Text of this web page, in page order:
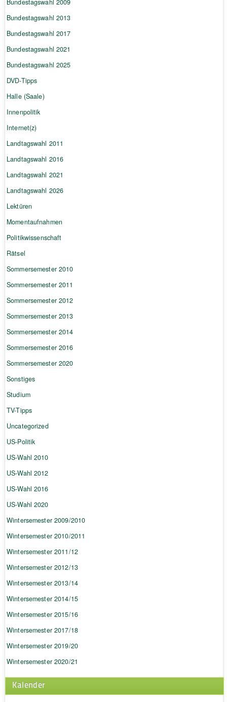
Bundestagswahl 2013
Bundestagswahl 2017
Bundestagswahl 2021
Bundestagswahl 2025
DVD-Tipps
Halle (Saale)
Innenpolitik
Internet(z)
Landtagswahl 2011
Landtagswahl 2016
Landtagswahl 2021
Landtagswahl 2026
Lektüren
Momentaufnahmen
Politikwissenschaft
Rätsel
Sommersemester 2010
Sommersemester 2011
Sommersemester 2012
Sommersemester 2013
Sommersemester 2014
Sommersemester 2016
Sommersemester 2020
Sonstiges
Studium
TV-Tipps
Uncategorized
US-Politik
US-Wahl 2010
US-Wahl 2012
US-Wahl 2016
US-Wahl 2020
Wintersemester 2009/2010
Wintersemester 2010/2011
Wintersemester 2011/12
Wintersemester 2012/13
Wintersemester 2013/14
Wintersemester 2014/15
Wintersemester 2015/16
Wintersemester 2017/18
Wintersemester 2019/20
Wintersemester 2020/21
Kalender